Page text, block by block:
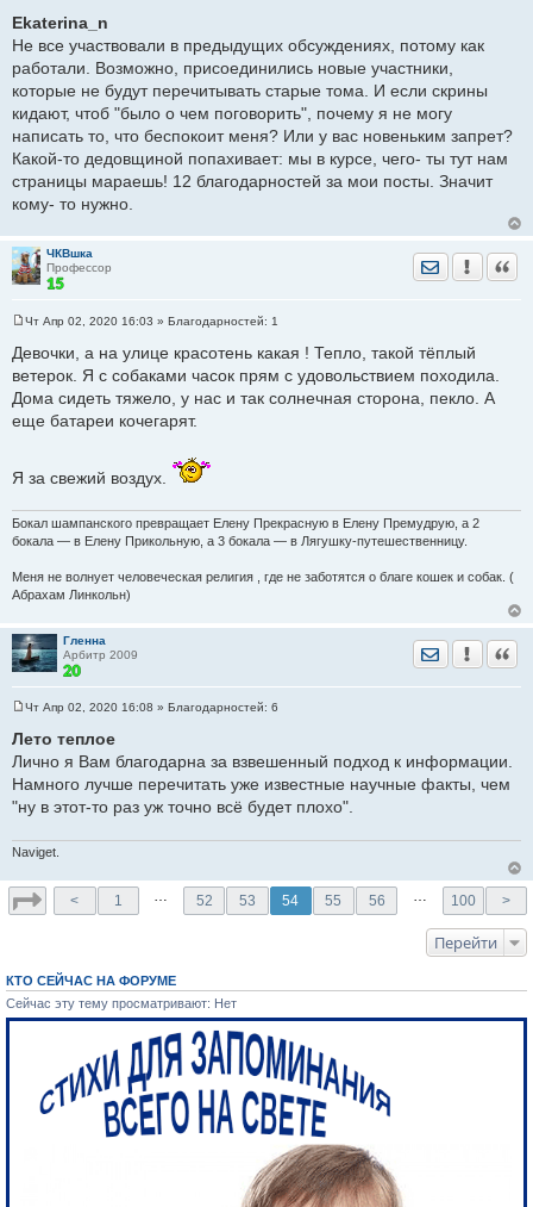
о
о
б
е
н
е
Ekaterina_n
Не все участвовали в предыдущих обсуждениях, потому как
работали. Возможно, присоединились новые участники,
которые не будут перечитывать старые тома. И если скрины
кидают, чтоб "было о чем поговорить", почему я не могу
написать то, что беспокоит меня? Или у вас новеньким запрет?
Какой-то дедовщиной попахивает: мы в курсе, чего- ты тут нам
страницы мараешь! 12 благодарностей за мои посты. Значит
кому- то нужно.
ЧКВшка
Профессор
Отправить
о
б
е
н
Чт Апр 02, 2020 16:03 » Благодарностей: 1
Девочки, а на улице красотень какая ! Тепло, такой тёплый
ветерок. Я с собаками часок прям с удовольствием походила.
Дома сидеть тяжело, у нас и так солнечная сторона, пекло. А
еще батареи кочегарят.
Я за свежий воздух.
Бокал шампанского превращает Елену Прекрасную в Елену Премудрую, а 2
бокала — в Елену Прикольную, а 3 бокала — в Лягушку-путешественницу.
Меня не волнует человеческая религия , где не заботятся о благе кошек и собак. (
Абрахам Линкольн)
Гленна
Арбитр 2009
Отправить
о
б
е
н
и
Чт Апр 02, 2020 16:08 » Благодарностей: 6
Лето теплое
Лично я Вам благодарна за взвешенный подход к информации.
Намного лучше перечитать уже известные научные факты, чем
"ну в этот-то раз уж точно всё будет плохо".
Naviget.
< 1 52 53 54 55 56 100 >
Перейти
КТО СЕЙЧАС НА ФОРУМЕ
Сейчас эту тему просматривают: Нет